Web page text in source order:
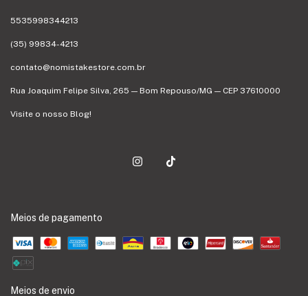
5535998344213
(35) 99834-4213
contato@nomistakestore.com.br
Rua Joaquim Felipe Silva, 265 — Bom Repouso/MG — CEP 37610000
Visite o nosso Blog!
Meios de pagamento
Meios de envio